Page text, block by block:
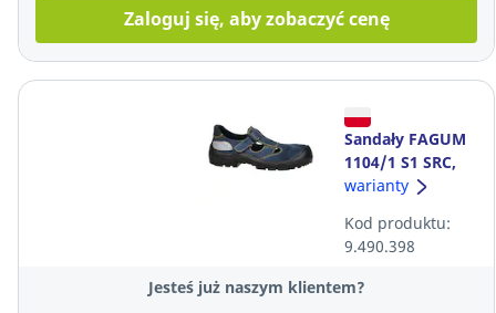
Zaloguj się, aby zobaczyć cenę
Sandały FAGUM
1104/1 S1 SRC,
niebieskie,
warianty
Kod produktu:
9.490.398
Jesteś już naszym klientem?